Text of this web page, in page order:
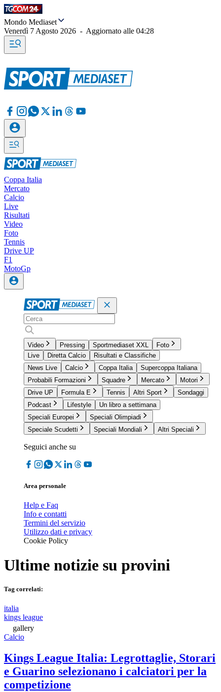
Mondo Mediaset
Venerdì 7 Agosto 2026 - Aggiornato alle 04:28
Coppa Italia
Mercato
Calcio
Live
Risultati
Video
Foto
Tennis
Drive UP
F1
MotoGp
Video Pressing Sportmediaset XXL
Foto
Live
Diretta Calcio
Risultati e Classifiche
News Live
Calcio Coppa Italia
Supercoppa Italiana
Probabili Formazioni
Squadre Mercato
Motori
Drive UP
Formula E Tennis Altri Sport
Sondaggi
Podcast
Lifestyle
Un libro a settimana
Speciali Europei
Speciali Olimpiadi
Speciale Scudetti
Speciali Mondiali Altri Speciali
Seguici anche su
Area personale
Help e Faq
Info e contatti
Termini del servizio
Utilizzo dati e privacy
Cookie Policy
Ultime notizie su provini
Tag correlati:
italia
kings league
gallery
Calcio
Kings League Italia: Legrottaglie, Storari
e Guarino selezionano i calciatori per la
competizione